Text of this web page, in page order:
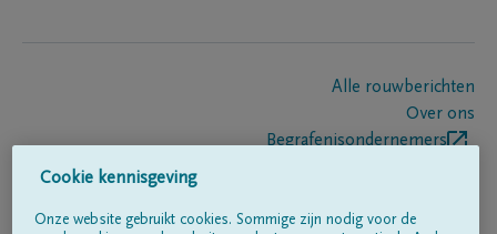
Alle rouwberichten
Over ons
Begrafenisondernemers
Cookie kennisgeving
Onze website gebruikt cookies. Sommige zijn nodig voor de